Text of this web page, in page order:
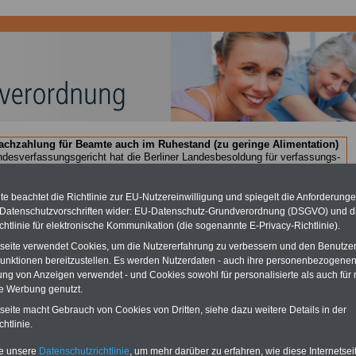
für Beamte auch im Ruhestand (zu geringe Alimentation)
hat die Berliner Landesbesoldung für verfassungs-
(Medienberichten zufolge liegt diese füralle (!) Beamte
mind. 3.000 und 13.000 Euro , Der INFO-SERVICE gibt hierzu eine
heraus, die unmittelbar nach dem Beschluss des Gesetzentwurfs der
vorgelegt wird (im II. Quartal.2026) >>>
zur (Vor)Bestellung
.
ausgeschlossene Untersuchungen und
beachtet die Richtlinie zur EU-Nutzereinwilligung und spiegelt die
wider: EU-Datenschutz-Grundverordnung (DSGVO) und
für elektronische Kommunikation (die sogenannte E-Privacy-Richtlinie).
verwendet Cookies, um die Nutzererfahrung zu verbessern und den
bereitzustellen. Es werden Nutzerdaten - auch ihre
von Anzeigen verwendet - und Cookies sowohl für personalisierte als auch für
Werbung genutzt.
macht Gebrauch von Cookies von Dritten, siehe dazu weitere Details in der
unsere Datenschutzrichtlinie, um mehr darüber zu erfahren, wie diese